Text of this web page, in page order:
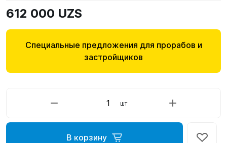
612 000 UZS
Специальные предложения для прорабов и
застройщиков
шт
В корзину